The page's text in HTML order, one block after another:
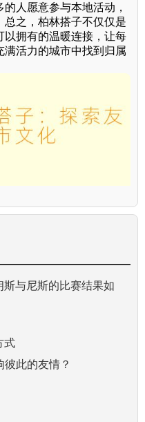
人愿意参与本地活动，
之，柏林搭子不仅仅是
以拥有的温暖连接，让每
活力的城市中找到归属
与尼斯的比赛结果如
式
此的友情？